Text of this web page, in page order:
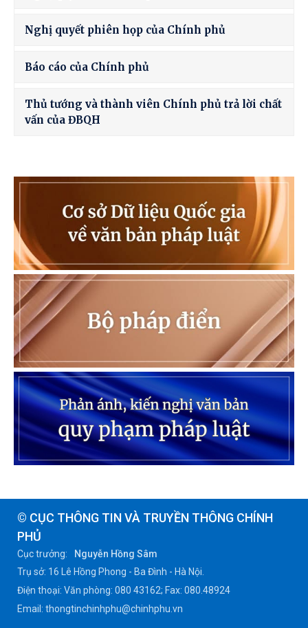
Nghị quyết phiên họp của Chính phủ
Báo cáo của Chính phủ
Thủ tướng và thành viên Chính phủ trả lời chất
vấn của ĐBQH
© CỤC THÔNG TIN VÀ TRUYỀN THÔNG CHÍNH
PHỦ
Cục trưởng:
Nguyễn Hồng Sâm
Trụ sở: 16 Lê Hồng Phong - Ba Đình - Hà Nội.
Điện thoại: Văn phòng: 080 43162; Fax: 080.48924
Email: thongtinchinhphu@chinhphu.vn